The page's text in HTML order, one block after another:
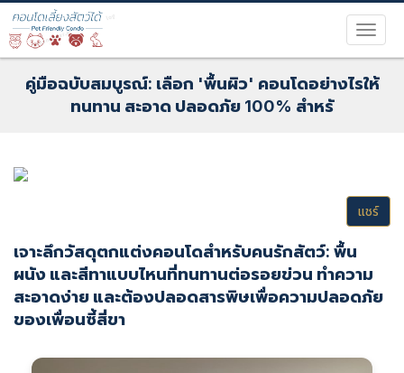
คู่มือฉบับสมบูรณ์: เลือก 'พื้นผิว' คอนโดอย่างไรให้
ทนทาน สะอาด ปลอดภัย 100% สำหรั
แชร์
เจาะลึกวัสดุตกแต่งคอนโดสำหรับคนรักสัตว์: พื้น
ผนัง และสีทาแบบไหนที่ทนทานต่อรอยข่วน ทำความ
สะอาดง่าย และต้องปลอดสารพิษเพื่อความปลอดภัย
ของเพื่อนซี้สี่ขา